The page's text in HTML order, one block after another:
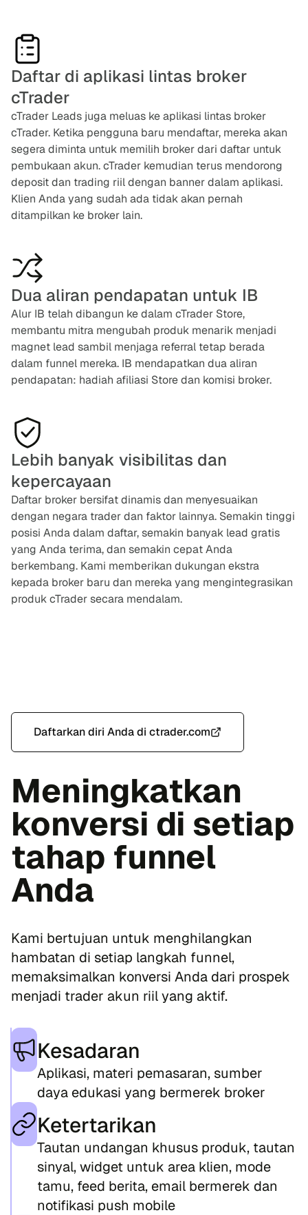
Daftar di aplikasi lintas broker
cTrader
cTrader Leads juga meluas ke aplikasi lintas broker
cTrader. Ketika pengguna baru mendaftar, mereka akan
segera diminta untuk memilih broker dari daftar untuk
pembukaan akun. cTrader kemudian terus mendorong
deposit dan trading riil dengan banner dalam aplikasi.
Klien Anda yang sudah ada tidak akan pernah
ditampilkan ke broker lain.
Dua aliran pendapatan untuk IB
Alur IB telah dibangun ke dalam cTrader Store,
membantu mitra mengubah produk menarik menjadi
magnet lead sambil menjaga referral tetap berada
dalam funnel mereka. IB mendapatkan dua aliran
pendapatan: hadiah afiliasi Store dan komisi broker.
Lebih banyak visibilitas dan
kepercayaan
Daftar broker bersifat dinamis dan menyesuaikan
dengan negara trader dan faktor lainnya. Semakin tinggi
posisi Anda dalam daftar, semakin banyak lead gratis
yang Anda terima, dan semakin cepat Anda
berkembang. Kami memberikan dukungan ekstra
kepada broker baru dan mereka yang mengintegrasikan
produk cTrader secara mendalam.
Daftarkan diri Anda di ctrader.com
Meningkatkan
konversi di setiap
tahap funnel
Anda
Kami bertujuan untuk menghilangkan
hambatan di setiap langkah funnel,
memaksimalkan konversi Anda dari prospek
menjadi trader akun riil yang aktif.
Kesadaran
Aplikasi, materi pemasaran, sumber
daya edukasi yang bermerek broker
Ketertarikan
Tautan undangan khusus produk, tautan
sinyal, widget untuk area klien, mode
tamu, feed berita, email bermerek dan
notifikasi push mobile